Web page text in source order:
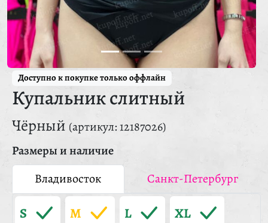
Доступно к покупке только оффлайн
Купальник слитный
Чёрный (артикул: 12187026)
Размеры и наличие
Владивосток
Санкт-Петербург
S M L XL